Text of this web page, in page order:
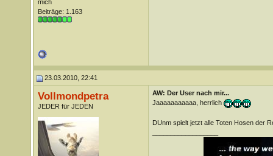
mich
Beiträge: 1.163
23.03.2010, 22:41
Vollmondpetra
JEDER für JEDEN
AW: Der User nach mir...
Jaaaaaaaaaaa, herrlich
DUnm spielt jetzt alle Toten Hosen der